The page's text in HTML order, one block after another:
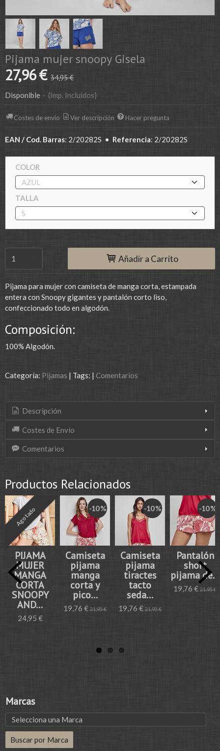
Marcas
Pijama mujer snoopy Gisela
27,96 € 34,95 €
Disponible - (Imp. Incluidos)
Costes de envío Ver descripción Hacer pregunta
EAN / Cod. Barras: 2/20282S • Referencia: 2/20282S
COLOR
TALLA
Añadir a Carrito
Pijama para mujer con camiseta de manga corta, estampada
entera con Snoopy gigantes y pantalón corto liso,
confeccionado todo en algodón.
Composición:
100% Algodón.
Categoría: Pijamas | Tags: | Comentarios
Descripción
Costes de Envío
Comentarios
Productos Relacionados
Agotado
PIJAMA
MUJER
MANGA
CORTA
SNOOPY
AND...
24,95 €
-10 %
Camiseta
pijama
manga
corta y
pico...
19,76 € 21,95 €
-10 %
Camiseta
pijama
tiractes
tacto
seda...
19,76 € 21,95 €
-10 %
Pantalón
short
pijama de...
19,76 € 21,95 €